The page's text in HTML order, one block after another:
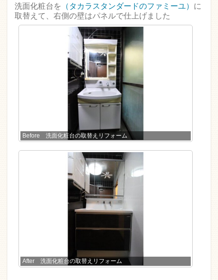
洗面化粧台を （タカラスタンダードのファミーユ） に
取替えて、右側の壁はパネルで仕上げました
Before 洗面化粧台の取替えリフォーム
After 洗面化粧台の取替えリフォーム